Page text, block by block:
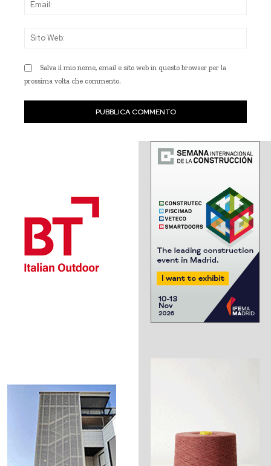
Salva il mio nome, email e sito web in questo browser per la
prossima volta che commento.